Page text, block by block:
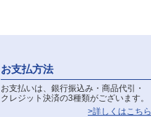
お支払方法
お支払いは、銀行振込み・商品代引・
クレジット決済の3種類がございます。
>詳しくはこちら